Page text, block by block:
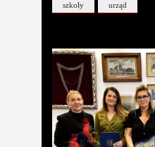
szkoły urząd